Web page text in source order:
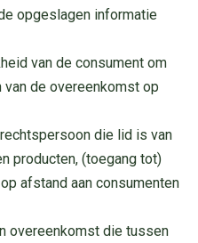
opgeslagen informatie
van de consument om
de overeenkomst op
die lid is van
producten, (toegang tot)
afstand aan consumenten
overeenkomst die tussen